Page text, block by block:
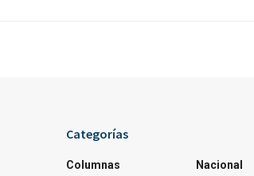
Categorías
Columnas
Nacional